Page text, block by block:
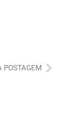
POSTAGEM